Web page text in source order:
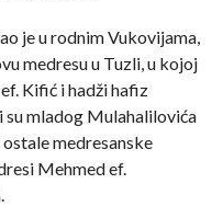
je u rodnim Vukovijama,
medresu u Tuzli, u kojoj
Kifić i hadži hafiz
mladog Mulahalilovića
medresanske
Mehmed ef.